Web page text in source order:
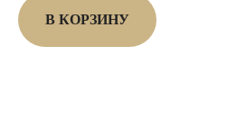
В КОРЗИНУ